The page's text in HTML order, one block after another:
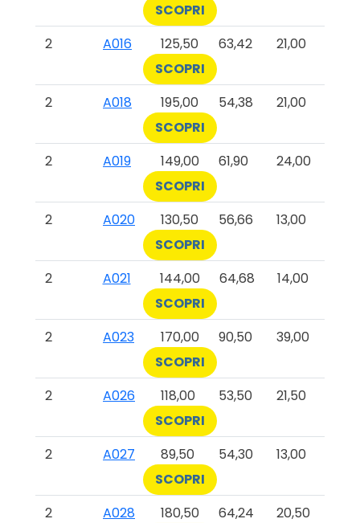
SCOPRI
2
A016 125,50 63,42
21,00
SCOPRI
2
A018 195,00 54,38
21,00
SCOPRI
2
A019 149,00 61,90
24,00
SCOPRI
2
A020 130,50 56,66
13,00
SCOPRI
2
A021 144,00 64,68
14,00
SCOPRI
2
A023 170,00 90,50
39,00
SCOPRI
2
A026 118,00 53,50
21,50
SCOPRI
2
A027 89,50 54,30
13,00
SCOPRI
2
A028 180,50 64,24
20,50